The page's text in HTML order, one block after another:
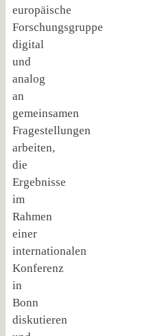
europäische
Forschungsgruppe
digital
und
analog
an
gemeinsamen
Fragestellungen
arbeiten,
die
Ergebnisse
im
Rahmen
einer
internationalen
Konferenz
in
Bonn
diskutieren